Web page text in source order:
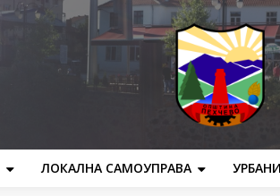
ЛОКАЛНА САМОУПРАВА